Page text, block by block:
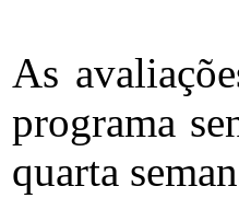
As
programa
quarta